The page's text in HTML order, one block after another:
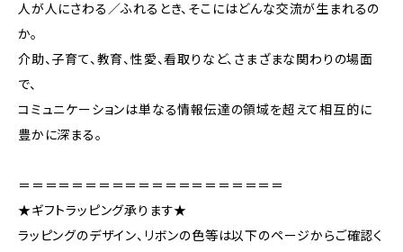
人が人にさわる／ふれるとき、そこにはどんな交流が生まれるの
か。
介助、子育て、教育、性愛、看取りなど、さまざまな関わりの場面
で、
コミュニケーションは単なる情報伝達の領域を超えて相互的に
豊かに深まる。
＝＝＝＝＝＝＝＝＝＝＝＝＝＝＝＝＝＝＝＝
★ギフトラッピング承ります★
ラッピングのデザイン、リボンの色等は以下のページからご確認く